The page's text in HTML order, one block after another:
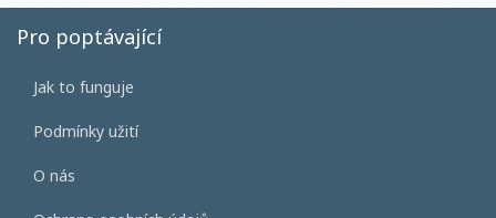
Pro poptávající
Jak to funguje
Podmínky užití
O nás